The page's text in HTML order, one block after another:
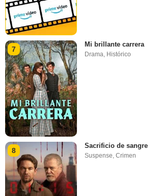
7
Mi brillante carrera
Drama Histórico
8
Sacrificio de sangre
Suspense,Crimen